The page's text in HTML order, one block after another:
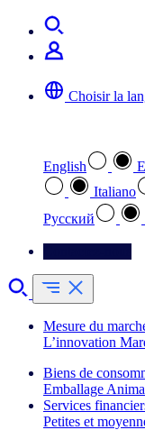
Choisir la
English
Italiano
Pусский
Mesure du
L’innovation
Biens de
Emballage
Services
Petites et